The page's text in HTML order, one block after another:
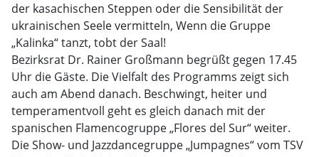
der kasachischen Steppen oder die Sensibilität der
ukrainischen Seele vermitteln, Wenn die Gruppe
„Kalinka“ tanzt, tobt der Saal!
Bezirksrat Dr. Rainer Großmann begrüßt gegen 17.45
Uhr die Gäste. Die Vielfalt des Programms zeigt sich
auch am Abend danach. Beschwingt, heiter und
temperamentvoll geht es gleich danach mit der
spanischen Flamencogruppe „Flores del Sur“ weiter.
Die Show- und Jazzdancegruppe „Jumpagnes“ vom TSV